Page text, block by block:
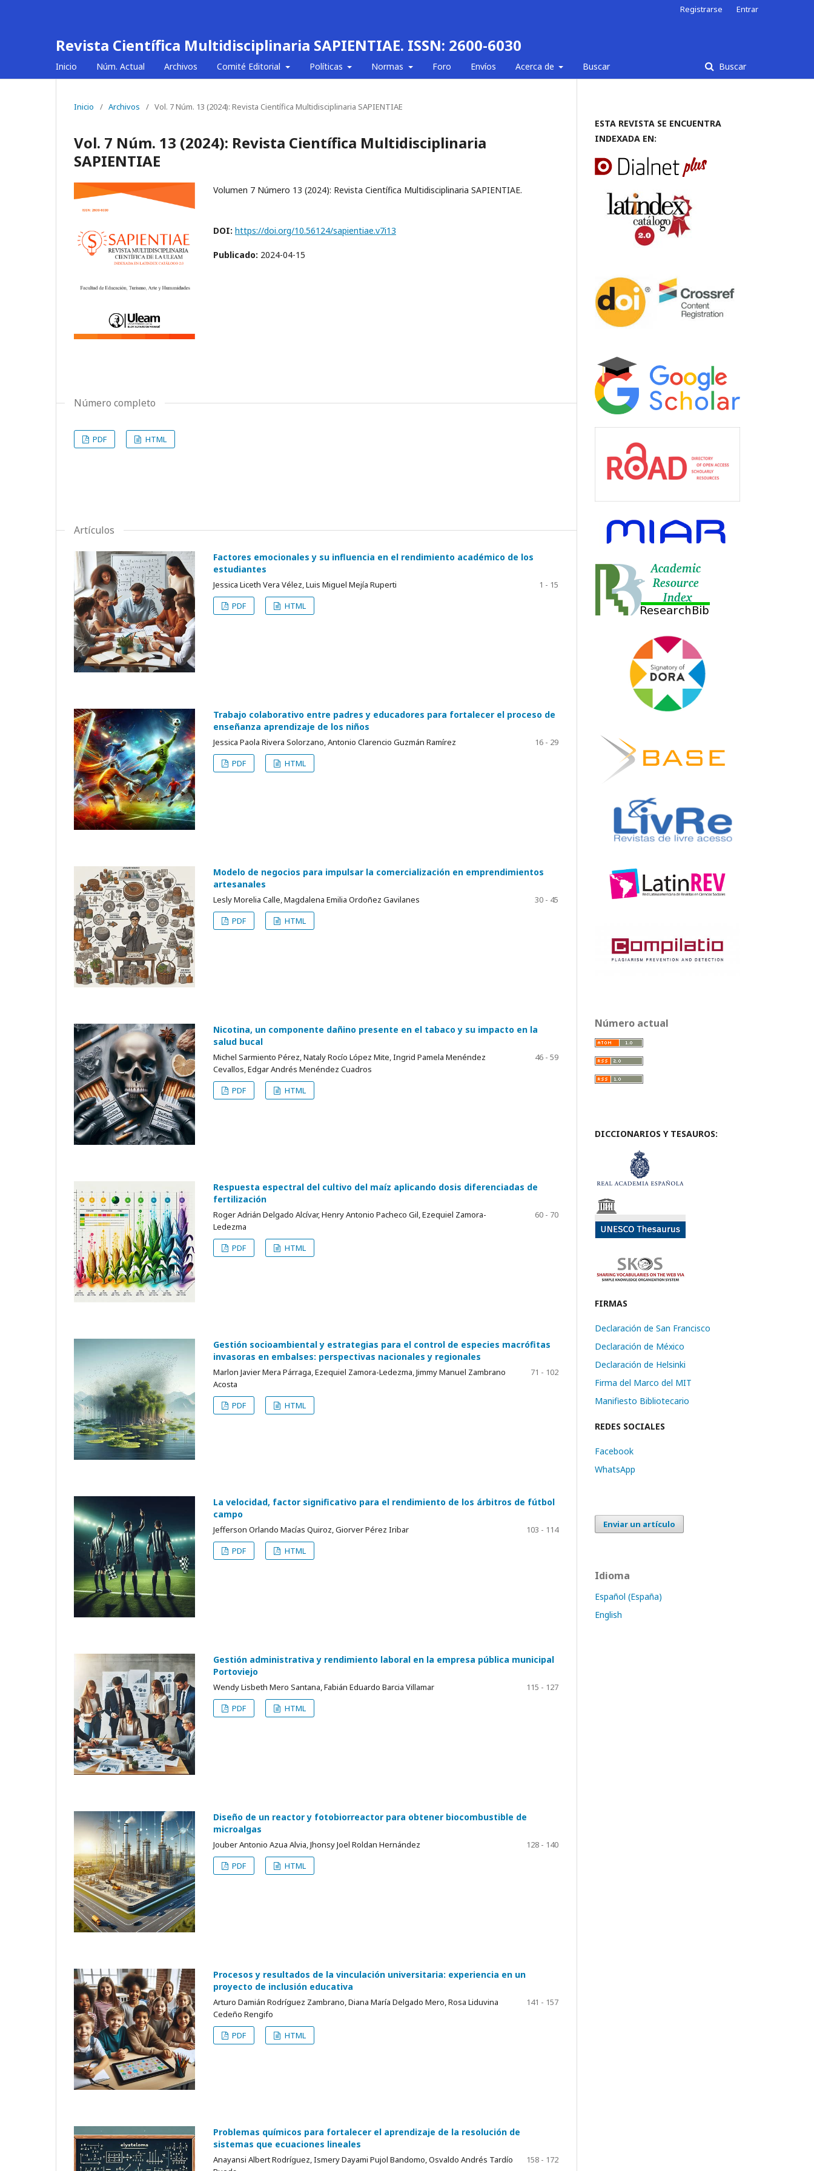
Revista Científica Multidisciplinaria SAPIENTIAE. ISSN: 2600-6030
Inicio Núm. Actual Archivos Comité Editorial Políticas Normas Foro Envíos Acerca de Buscar Buscar
Registrarse Entrar
Inicio / Archivos / Vol. 7 Núm. 13 (2024): Revista Científica Multidisciplinaria SAPIENTIAE
Vol. 7 Núm. 13 (2024): Revista Científica Multidisciplinaria
SAPIENTIAE
Volumen 7 Número 13 (2024): Revista Científica Multidisciplinaria SAPIENTIAE.
DOI: https://doi.org/10.56124/sapientiae.v7i13
Publicado: 2024-04-15
Número completo
PDF HTML
Artículos
Factores emocionales y su influencia en el rendimiento académico de los
estudiantes
Jessica Liceth Vera Vélez, Luis Miguel Mejía Ruperti
1 - 15
PDF
HTML
Trabajo colaborativo entre padres y educadores para fortalecer el proceso de
enseñanza aprendizaje de los niños
Jessica Paola Rivera Solorzano, Antonio Clarencio Guzmán Ramírez
16 - 29
PDF
HTML
Modelo de negocios para impulsar la comercialización en emprendimientos
artesanales
Lesly Morelia Calle, Magdalena Emilia Ordoñez Gavilanes
30 - 45
PDF
HTML
Nicotina, un componente dañino presente en el tabaco y su impacto en la
salud bucal
Michel Sarmiento Pérez, Nataly Rocío López Mite, Ingrid Pamela Menéndez
Cevallos, Edgar Andrés Menéndez Cuadros
46 - 59
PDF HTML
Respuesta espectral del cultivo del maíz aplicando dosis diferenciadas de
fertilización
Roger Adrián Delgado Alcívar, Henry Antonio Pacheco Gil, Ezequiel Zamora-
Ledezma
60 - 70
PDF HTML
Gestión socioambiental y estrategias para el control de especies macrófitas
invasoras en embalses: perspectivas nacionales y regionales
Marlon Javier Mera Párraga, Ezequiel Zamora-Ledezma, Jimmy Manuel Zambrano
Acosta
71 - 102
PDF HTML
La velocidad, factor significativo para el rendimiento de los árbitros de fútbol
campo
Jefferson Orlando Macías Quiroz, Giorver Pérez Iribar
103 - 114
PDF
HTML
Gestión administrativa y rendimiento laboral en la empresa pública municipal
Portoviejo
Wendy Lisbeth Mero Santana, Fabián Eduardo Barcia Villamar
115 - 127
PDF
HTML
Diseño de un reactor y fotobiorreactor para obtener biocombustible de
microalgas
Jouber Antonio Azua Alvia, Jhonsy Joel Roldan Hernández
128 - 140
PDF
HTML
Procesos y resultados de la vinculación universitaria: experiencia en un
proyecto de inclusión educativa
Arturo Damián Rodríguez Zambrano, Diana María Delgado Mero, Rosa Liduvina
Cedeño Rengifo
141 - 157
PDF HTML
Problemas químicos para fortalecer el aprendizaje de la resolución de
sistemas que ecuaciones lineales
Anayansi Albert Rodríguez, Ismery Dayami Pujol Bandomo, Osvaldo Andrés Tardío
158 - 172
ESTA REVISTA SE ENCUENTRA
INDEXADA EN:
Número actual
DICCIONARIOS Y TESAUROS:
FIRMAS
Declaración de San Francisco
Declaración de México
Declaración de Helsinki
Firma del Marco del MIT
Manifiesto Bibliotecario
REDES SOCIALES
Facebook
WhatsApp
Enviar un artículo
Idioma
Español (España)
English